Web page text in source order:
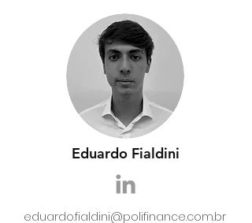
Eduardo Fialdini
eduardo.fialdini@polifinance.com.br